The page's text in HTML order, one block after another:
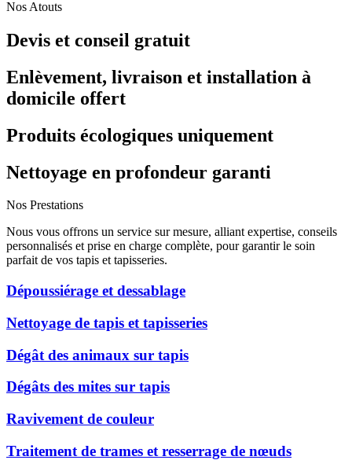
Nos Atouts
Devis et conseil gratuit
Enlèvement, livraison et installation à
domicile offert
Produits écologiques uniquement
Nettoyage en profondeur garanti
Nos Prestations
Nous vous offrons un service sur mesure, alliant expertise, conseils
personnalisés et prise en charge complète, pour garantir le soin
parfait de vos tapis et tapisseries.
Dépoussiérage et dessablage
Nettoyage de tapis et tapisseries
Dégât des animaux sur tapis
Dégâts des mites sur tapis
Ravivement de couleur
Traitement de trames et resserrage de nœuds